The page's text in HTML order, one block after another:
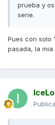
prueba y
serie.
Pues con solo
pasada, la mia